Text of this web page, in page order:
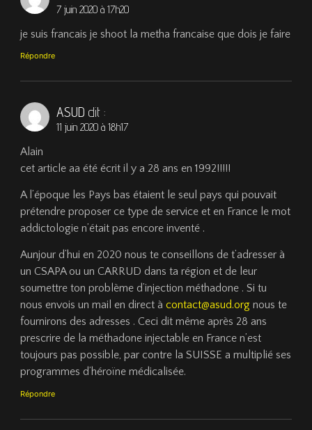
7 juin 2020 à 17h20
je suis francais je shoot la metha francaise que dois je faire
Répondre
ASUD dit :
11 juin 2020 à 18h17
Alain
cet article aa été écrit il y a 28 ans en 1992!!!!!
A l’époque les Pays bas étaient le seul pays qui pouvait
prétendre proposer ce type de service et en France le mot
addictologie n’était pas encore inventé .
Aunjour d’hui en 2020 nous te conseillons de t’adresser à
un CSAPA ou un CARRUD dans ta région et de leur
soumettre ton problème d’injection méthadone . Si tu
nous envois un mail en direct àcontact@asud.org nous te
fournirons des adresses . Ceci dit même après 28 ans
prescrire de la méthadone injectable en France n’est
toujours pas possible, par contre la SUISSE a multiplié ses
programmes d’héroïne médicalisée.
Répondre